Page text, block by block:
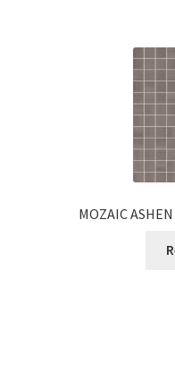
MOZAIC